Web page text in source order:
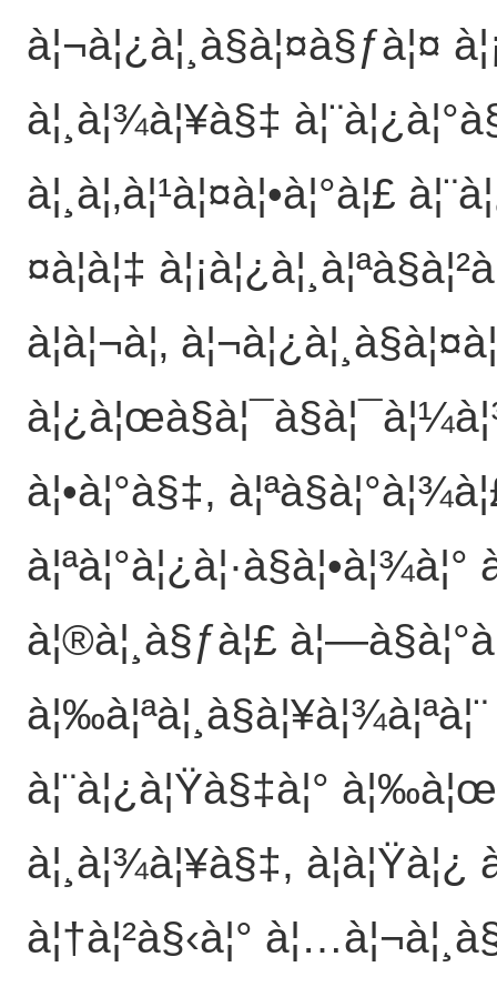
à¦¬à¦¿à¦¸à§à¦¤à§ƒà¦¤
à¦¸à¦¾à¦¥à§‡
à¦¸à¦‚à¦¹à¦¤à¦•à¦°à¦£
¤à¦à¦‡
à¦à¦¬à¦‚
à¦•à¦°à§‡,
à¦ªà¦°à¦¿à¦·à§à¦•à¦¾à¦°
à¦®à¦¸à§ƒà¦£
à¦¨à¦¿à¦Ÿà§‡à¦°
à¦¸à¦¾à¦¥à§‡, à¦à¦Ÿà¦¿
à¦†à¦²à§‹à¦°